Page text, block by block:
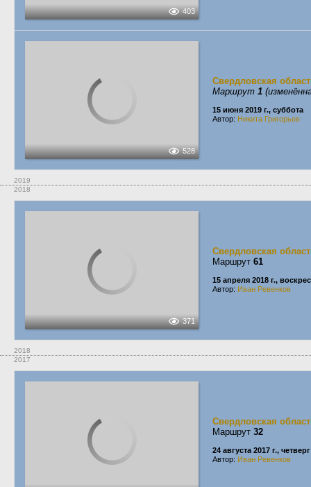
403
528
Свердловская
Маршрут 1
15 июня 2019 г., суббота
Автор: Никита Григорьев
2019
2018
371
Свердловская
Маршрут 61
15 апреля 2018 г.,
Автор: Иван Ревенков
2018
2017
Свердловская
Маршрут 32
24 августа 2017 г., четверг
Автор: Иван Ревенков